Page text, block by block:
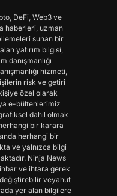
DeFi, Web3 ve
haberleri, uzman
sunan bir
yatırım bilgisi,
danışmanlığı
hizmeti,
risk ve getiri
özel olarak
e-bültenlerimiz
dahil olmak
bir karara
herhangi bir
ve yalnızca bilgi
Ninja News
ve ihtara gerek
veyahut
yer alan bilgilere